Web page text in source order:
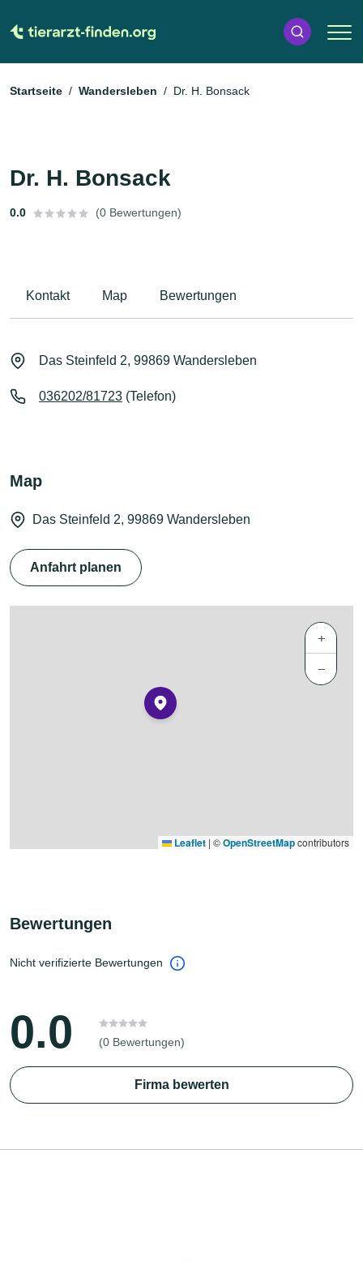
Startseite Wandersleben Dr. H. Bonsack
Dr. H. Bonsack
0.0 (0 Bewertungen)
Kontakt Map Bewertungen
Das Steinfeld 2, 99869 Wandersleben
036202/81723 (Telefon)
Map
Das Steinfeld 2, 99869 Wandersleben
Anfahrt planen
+
−
Leaflet | ©OpenStreetMapcontributors
Bewertungen
Nicht verifizierte Bewertungen
0.0 (0 Bewertungen)
Firma bewerten